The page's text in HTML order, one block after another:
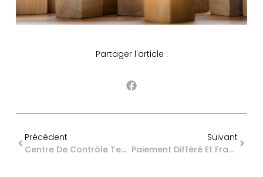
Partager l'article :
Précédent
Centre De Contrôle Technique : Quelques Simplifications À Connaître
Suivant
Paiement Différé Et Fractionné Des Droits D’enregistrement : Quel Taux D’intérêt Pour 2026 ?